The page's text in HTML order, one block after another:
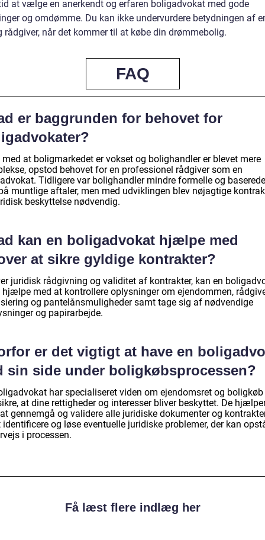
at vælge en anerkendt og erfaren boligadvokat med gode
og omdømme. Du kan ikke undervurdere betydningen af
rådgiver, når det kommer til at købe din drømmebolig.
FAQ
er baggrunden for behovet for
at boligmarkedet er vokset og bolighandler er blevet mere
opstod behovet for en professionel rådgiver som en
Tidligere var bolighandler mindre formelle og
muntlige aftaler, men med udviklingen blev nøjagtige
beskyttelse nødvendig.
kan en boligadvokat hjælpe med
at sikre gyldige kontrakter?
juridisk rådgivning og validitet af kontrakter, kan en
hjælpe med at kontrollere oplysninger om ejendommen,
og pantelånsmuligheder samt tage sig af nødvendige
og papirarbejde.
er det vigtigt at have en
sin side under boligkøbsprocessen?
har specialiseret viden om ejendomsret og
at dine rettigheder og interesser bliver beskyttet. De
gennemgå og validere alle juridiske dokumenter og
og løse eventuelle juridiske problemer, der kan
i processen.
Få læst flere indlæg her